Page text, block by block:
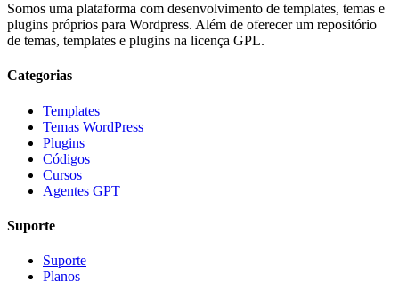
Somos uma plataforma com desenvolvimento de templates, temas e
plugins próprios para Wordpress. Além de oferecer um repositório
de temas, templates e plugins na licença GPL.
Categorias
Templates
Temas WordPress
Plugins
Códigos
Cursos
Agentes GPT
Suporte
Suporte
Planos